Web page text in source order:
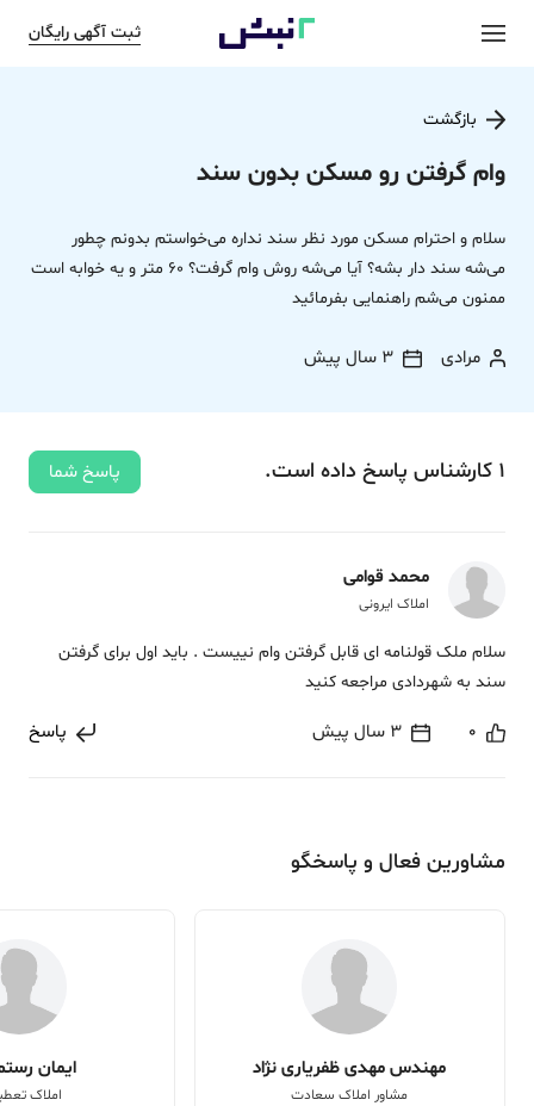
ثبت آگهی رایگان
بازگشت
وام گرفتن رو مسکن بدون سند
سلام و احترام مسکن مورد نظر سند نداره می‌خواستم بدونم چطور
می‌شه سند دار بشه؟ آيا می‌شه روش وام گرفت؟ 60 متر و یه خوابه است
ممنون می‌شم راهنمایی بفرمائید
مرادی 3 سال پیش
1 کارشناس پاسخ داده‌ است. پاسخ شما
محمد قوامی
املاک ایرونی
سلام ملک قولنامه ای قابل گرفتن وام نییست . باید اول برای گرفتن
سند به شهردادی مراجعه کنید
0 3 سال پیش پاسخ
مشاورین فعال و پاسخگو
مهندس مهدی ظفریاری نژاد
مشاور املاک سعادت
ایمان
املاک